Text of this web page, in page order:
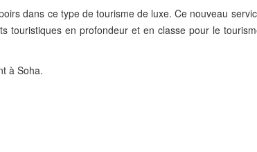
dans ce type de tourisme de luxe. Ce nouveau
touristiques en profondeur et en classe pour le
à Soha.